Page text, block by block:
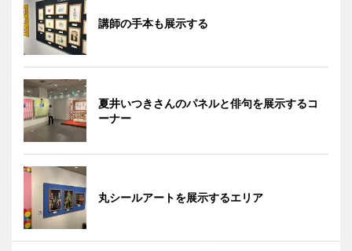
講師の手本も展示する
夏井いつきさんのパネルと俳句を展示するコ
ーナー
丸シールアートを展示するエリア